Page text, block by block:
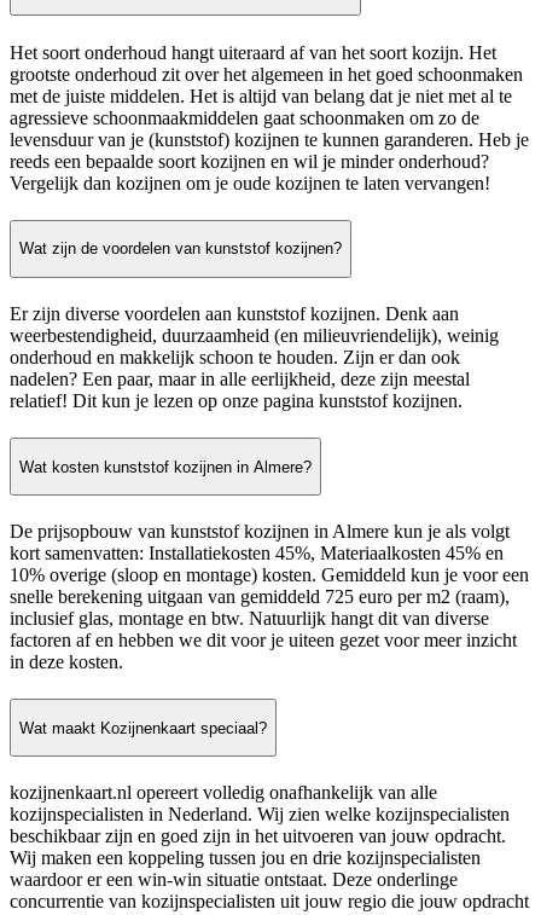
Het soort onderhoud hangt uiteraard af van het soort kozijn. Het
grootste onderhoud zit over het algemeen in het goed schoonmaken
met de juiste middelen. Het is altijd van belang dat je niet met al te
agressieve schoonmaakmiddelen gaat schoonmaken om zo de
levensduur van je (kunststof) kozijnen te kunnen garanderen. Heb je
reeds een bepaalde soort kozijnen en wil je minder onderhoud?
Vergelijk dan kozijnen om je oude kozijnen te laten vervangen!
Wat zijn de voordelen van kunststof kozijnen?
Er zijn diverse voordelen aan kunststof kozijnen. Denk aan
weerbestendigheid, duurzaamheid (en milieuvriendelijk), weinig
onderhoud en makkelijk schoon te houden. Zijn er dan ook
nadelen? Een paar, maar in alle eerlijkheid, deze zijn meestal
relatief! Dit kun je lezen op onze pagina kunststof kozijnen.
Wat kosten kunststof kozijnen in Almere?
De prijsopbouw van kunststof kozijnen in Almere kun je als volgt
kort samenvatten: Installatiekosten 45%, Materiaalkosten 45% en
10% overige (sloop en montage) kosten. Gemiddeld kun je voor een
snelle berekening uitgaan van gemiddeld 725 euro per m2 (raam),
inclusief glas, montage en btw. Natuurlijk hangt dit van diverse
factoren af en hebben we dit voor je uiteen gezet voor meer inzicht
in deze kosten.
Wat maakt Kozijnenkaart speciaal?
kozijnenkaart.nl opereert volledig onafhankelijk van alle
kozijnspecialisten in Nederland. Wij zien welke kozijnspecialisten
beschikbaar zijn en goed zijn in het uitvoeren van jouw opdracht.
Wij maken een koppeling tussen jou en drie kozijnspecialisten
waardoor er een win-win situatie ontstaat. Deze onderlinge
concurrentie van kozijnspecialisten uit jouw regio die jouw opdracht